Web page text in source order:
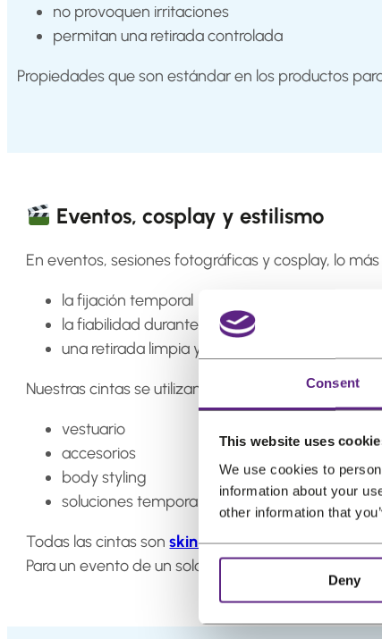
Consent
This website uses
We use cookies to
information about your
other information that
Deny
no provoquen irritaciones
permitan una retirada controlada
Propiedades que son estándar en los productos
Eventos, cosplay y estilismo
En eventos, sesiones fotográficas y cosplay, lo
la fijación temporal
la fiabilidad durante todo el día
una retirada limpia y sin daños
Nuestras cintas se utilizan, entre otros, para:
vestuario
accesorios
body styling
soluciones temporales que deben
Todas las cintas sonskin safe. Algunas tienen una
Para un evento de un solo día o una sola noche,